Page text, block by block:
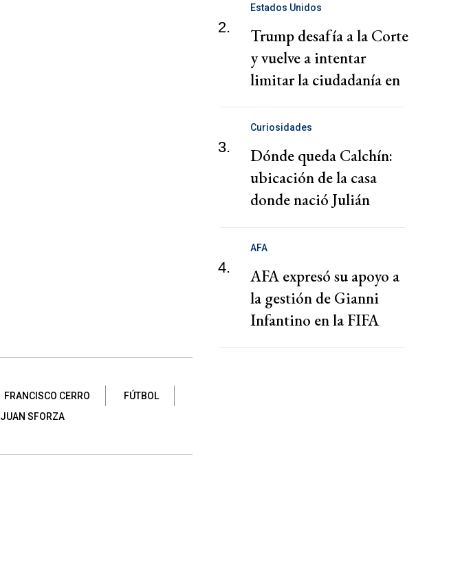
FRANCISCO CERRO
FÚTBOL
JUAN SFORZA
2.
Estados Unidos
Trump desafía a la Corte
y vuelve a intentar
limitar la ciudadanía en
3.
Curiosidades
Dónde queda Calchín:
ubicación de la casa
donde nació Julián
4.
AFA
AFA expresó su apoyo a
la gestión de Gianni
Infantino en la FIFA